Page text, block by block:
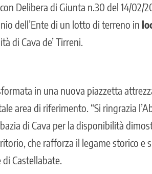
Delibera di Giunta n.30 del 14/
dell’Ente di un lotto di terreno in
di Cava de’ Tirreni.
in una nuova piazzetta
area di riferimento. “Si ringrazia
di Cava per la disponibilità
che rafforza il legame storico e
Castellabate.